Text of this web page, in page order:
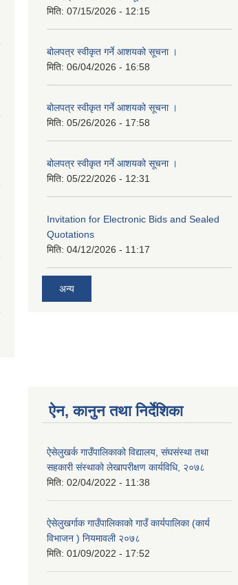
मिति: 07/15/2026 - 12:15
बोलपत्र स्वीकृत गर्ने आशयको सूचना ।
मिति: 06/04/2026 - 16:58
बोलपत्र स्वीकृत गर्ने आशयको सूचना ।
मिति: 05/26/2026 - 17:58
बोलपत्र स्वीकृत गर्ने आशयको सूचना ।
मिति: 05/22/2026 - 12:31
Invitation for Electronic Bids and Sealed
Quotations
मिति: 04/12/2026 - 11:17
अन्य
ऐन, कानुन तथा निर्देशिका
ऐसेलुखर्क गाउँपालिकाको विद्यालय, संघसंस्था तथा
सहकारी संस्थाको लेखापरीक्षण कार्यविधि, २०७८
मिति: 02/04/2022 - 11:38
ऐसेलुखर्गाक गाउँपालिकाको गाउँ कार्यपालिका (कार्य
विभाजन ) नियमावली २०७८
मिति: 01/09/2022 - 17:52